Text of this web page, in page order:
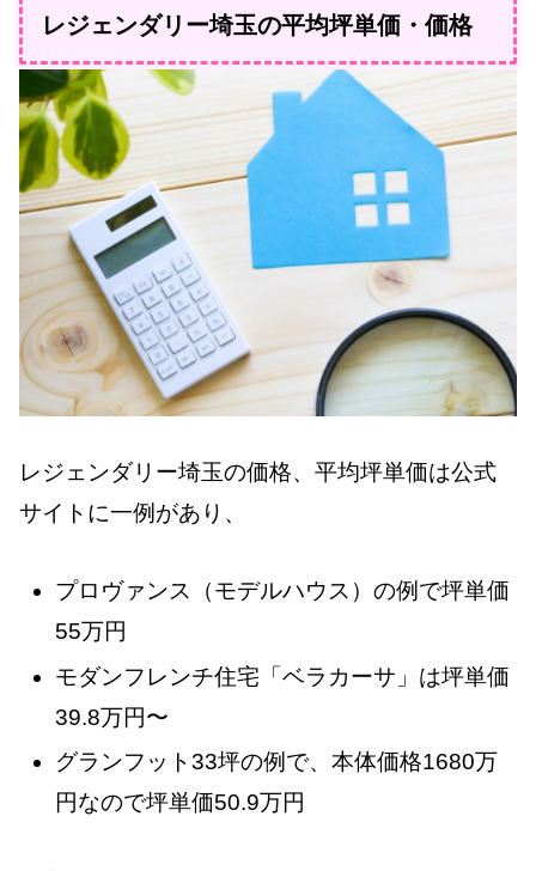
レジェンダリー埼玉の平均坪単価・価格
レジェンダリー埼玉の価格、平均坪単価は公式
サイトに一例があり、
プロヴァンス（モデルハウス）の例で坪単価
55万円
モダンフレンチ住宅「ベラカーサ」は坪単価
39.8万円〜
グランフット33坪の例で、本体価格1680万
円なので坪単価50.9万円